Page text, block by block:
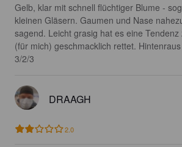
Gelb, klar mit schnell flüchtiger Blume -
kleinen Gläsern. Gaumen und Nase
sagend. Leicht grasig hat es eine
(für mich) geschmacklich rettet.
3/2/3
DRAAGH
2.0